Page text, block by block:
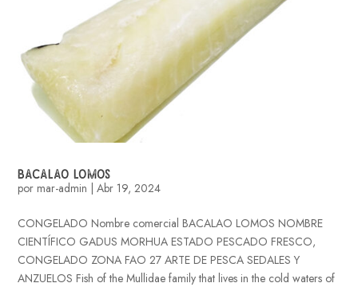
BACALAO LOMOS
pormar-admin |Abr 19, 2024
CONGELADO Nombre comercial BACALAO LOMOS NOMBRE
CIENTÍFICO GADUS MORHUA ESTADO PESCADO FRESCO,
CONGELADO ZONA FAO 27 ARTE DE PESCA SEDALES Y
ANZUELOS Fish of the Mullidae family that lives in the cold waters of